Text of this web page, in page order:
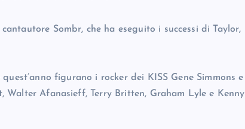
Sombr, che ha eseguito i successi di Taylor,
figurano i rocker dei KISS Gene Simmons e
Walter Afanasieff, Terry Britten, Graham Lyle e Kenny